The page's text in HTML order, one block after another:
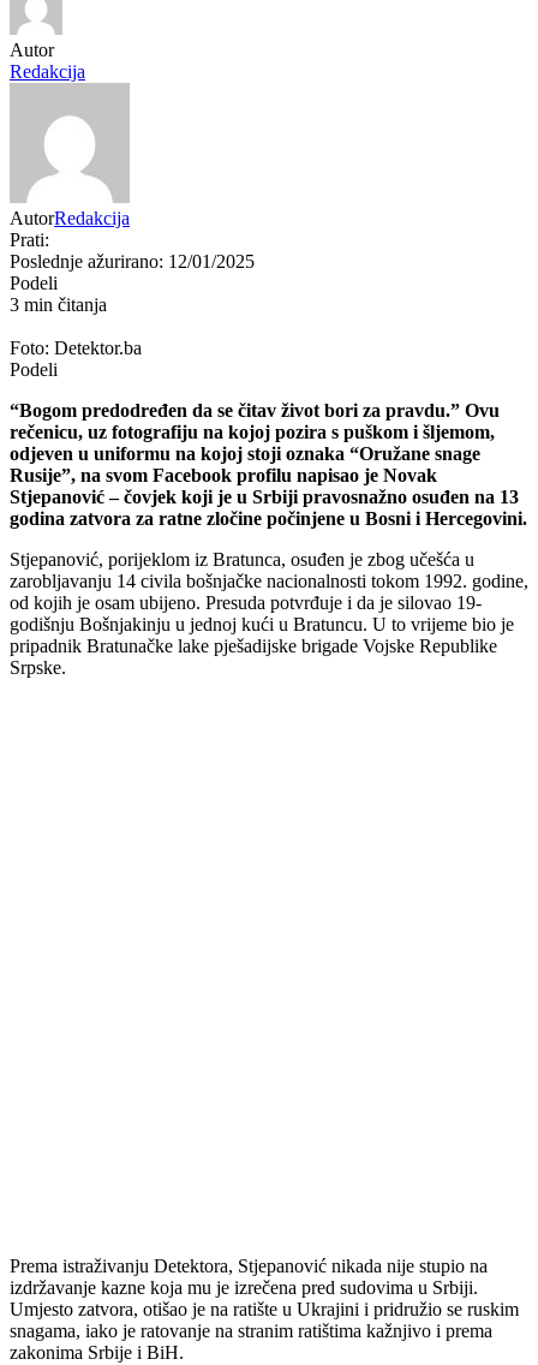
Autor
Redakcija
AutorRedakcija
Prati:
Poslednje ažurirano: 12/01/2025
Podeli
3 min čitanja
Foto: Detektor.ba
Podeli
“Bogom predodređen da se čitav život bori za pravdu.” Ovu
rečenicu, uz fotografiju na kojoj pozira s puškom i šljemom,
odjeven u uniformu na kojoj stoji oznaka “Oružane snage
Rusije”, na svom Facebook profilu napisao je Novak
Stjepanović – čovjek koji je u Srbiji pravosnažno osuđen na 13
godina zatvora za ratne zločine počinjene u Bosni i Hercegovini.
Stjepanović, porijeklom iz Bratunca, osuđen je zbog učešća u
zarobljavanju 14 civila bošnjačke nacionalnosti tokom 1992. godine,
od kojih je osam ubijeno. Presuda potvrđuje i da je silovao 19-
godišnju Bošnjakinju u jednoj kući u Bratuncu. U to vrijeme bio je
pripadnik Bratunačke lake pješadijske brigade Vojske Republike
Srpske.
Prema istraživanju Detektora, Stjepanović nikada nije stupio na
izdržavanje kazne koja mu je izrečena pred sudovima u Srbiji.
Umjesto zatvora, otišao je na ratište u Ukrajini i pridružio se ruskim
snagama, iako je ratovanje na stranim ratištima kažnjivo i prema
zakonima Srbije i BiH.